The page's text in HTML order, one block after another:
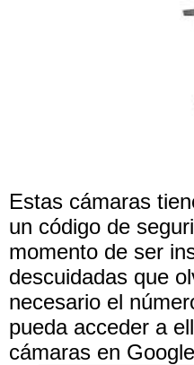
Estas cámaras
un código de
momento de ser
descuidadas que
necesario el
pueda acceder a
cámaras en Google